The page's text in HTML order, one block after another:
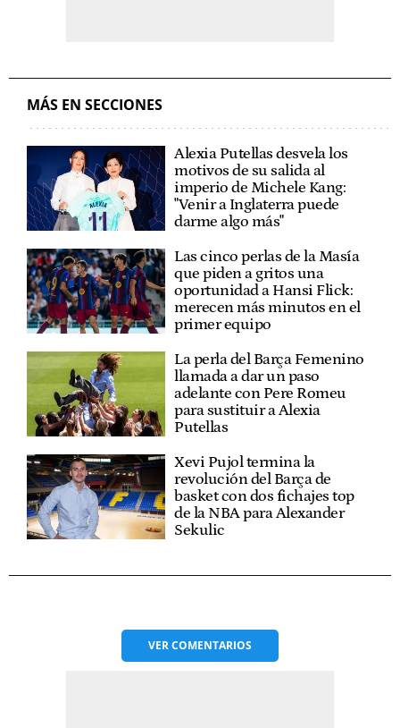
MÁS EN SECCIONES
Alexia Putellas desvela los
motivos de su salida al
imperio de Michele Kang:
"Venir a Inglaterra puede
darme algo más"
Las cinco perlas de la Masía
que piden a gritos una
oportunidad a Hansi Flick:
merecen más minutos en el
primer equipo
La perla del Barça Femenino
llamada a dar un paso
adelante con Pere Romeu
para sustituir a Alexia
Putellas
Xevi Pujol termina la
revolución del Barça de
basket con dos fichajes top
de la NBA para Alexander
Sekulic
VERCOMENTARIOS